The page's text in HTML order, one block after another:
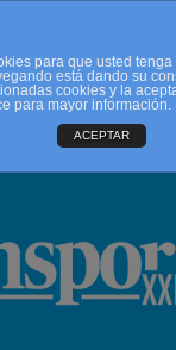
CONTACTO
para que usted
está dando su
cookies y la
para mayor información.
ACEPTAR